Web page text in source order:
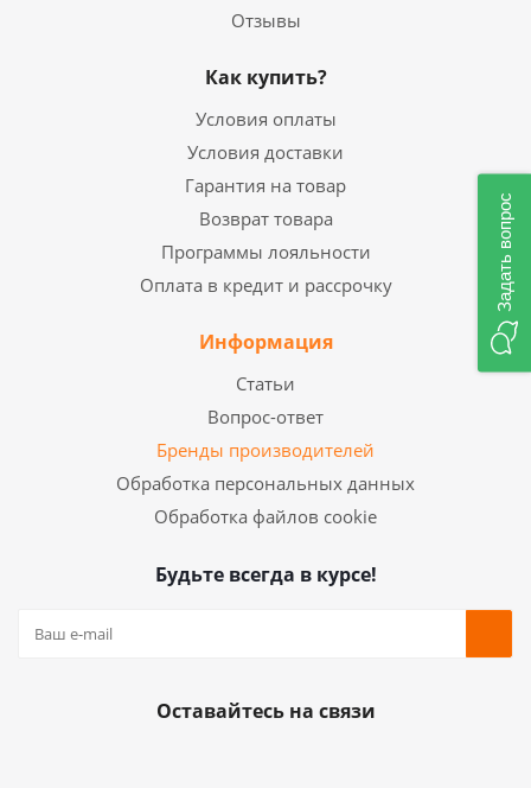
Отзывы
Как купить?
Условия оплаты
Условия доставки
Гарантия на товар
Возврат товара
Программы лояльности
Оплата в кредит и рассрочку
Информация
Статьи
Вопрос-ответ
Бренды производителей
Обработка персональных данных
Обработка файлов cookie
Будьте всегда в курсе!
Оставайтесь на связи
Задать вопрос